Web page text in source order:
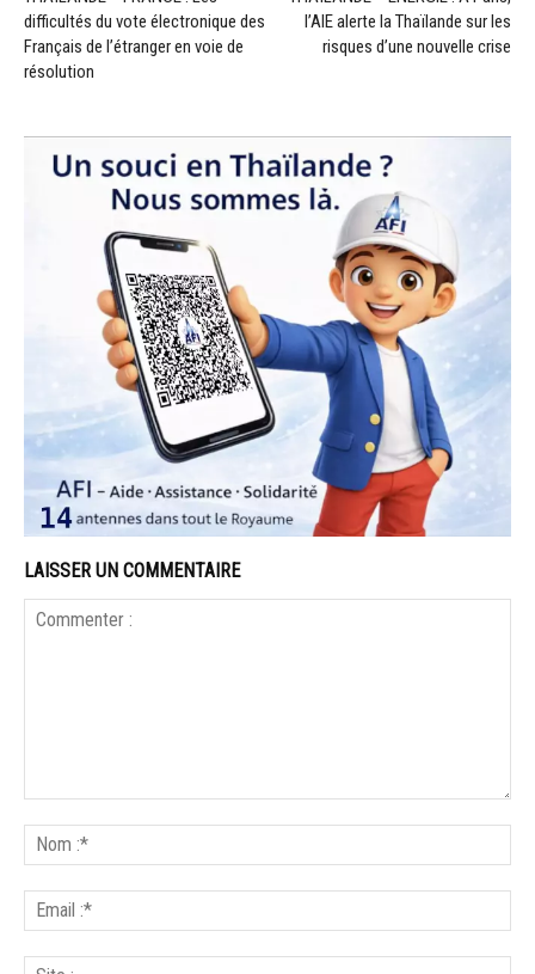
difficultés du vote électronique des
Français de l’étranger en voie de
résolution
l’AIE alerte la Thaïlande sur les
risques d’une nouvelle crise
LAISSER UN COMMENTAIRE